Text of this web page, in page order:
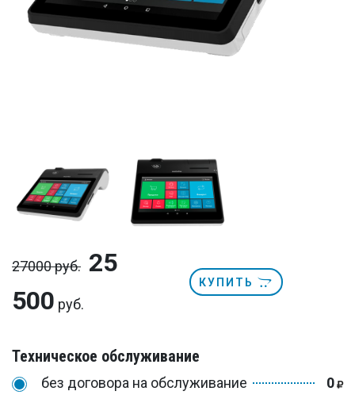
27000 руб. 25
500 руб.
КУПИТЬ
Техническое обслуживание
без договора на обслуживание
0